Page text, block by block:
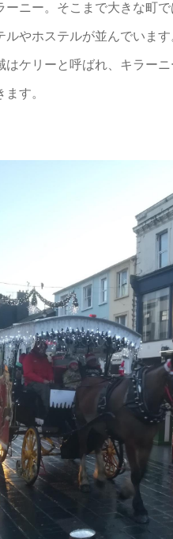
ーニー。そこまで大きな町
やホステルが並んでいま
はケリーと呼ばれ、キラー
す。